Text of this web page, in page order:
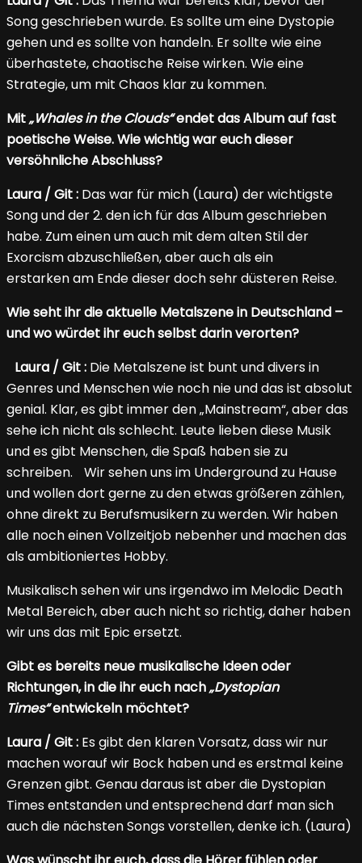
Song geschrieben wurde. Es sollte um eine Dystopie
gehen und es sollte von handeln. Er sollte wie eine
überhastete, chaotische Reise wirken. Wie eine
Strategie, um mit Chaos klar zu kommen.
Mit„Whales in the Clouds“endet das Album auf fast
poetische Weise. Wie wichtig war euch dieser
versöhnliche Abschluss?
Laura / Git : Das war für mich (Laura) der wichtigste
Song und der 2. den ich für das Album geschrieben
habe. Zum einen um auch mit dem alten Stil der
Exorcism abzuschließen, aber auch als ein
erstarken am Ende dieser doch sehr düsteren Reise.
Wie seht ihr die aktuelle Metalszene in Deutschland –
und wo würdet ihr euch selbst darin verorten?
Laura / Git : Die Metalszene ist bunt und divers in
Genres und Menschen wie noch nie und das ist absolut
genial. Klar, es gibt immer den „Mainstream“, aber das
sehe ich nicht als schlecht. Leute lieben diese Musik
und es gibt Menschen, die Spaß haben sie zu
schreiben. Wir sehen uns im Underground zu Hause
und wollen dort gerne zu den etwas größeren zählen,
ohne direkt zu Berufsmusikern zu werden. Wir haben
alle noch einen Vollzeitjob nebenher und machen das
als ambitioniertes Hobby.
Musikalisch sehen wir uns irgendwo im Melodic Death
Metal Bereich, aber auch nicht so richtig, daher haben
wir uns das mit Epic ersetzt.
Gibt es bereits neue musikalische Ideen oder
Richtungen, in die ihr euch nach„Dystopian
Times“entwickeln möchtet?
Laura / Git : Es gibt den klaren Vorsatz, dass wir nur
machen worauf wir Bock haben und es erstmal keine
Grenzen gibt. Genau daraus ist aber die Dystopian
Times entstanden und entsprechend darf man sich
auch die nächsten Songs vorstellen, denke ich. (Laura)